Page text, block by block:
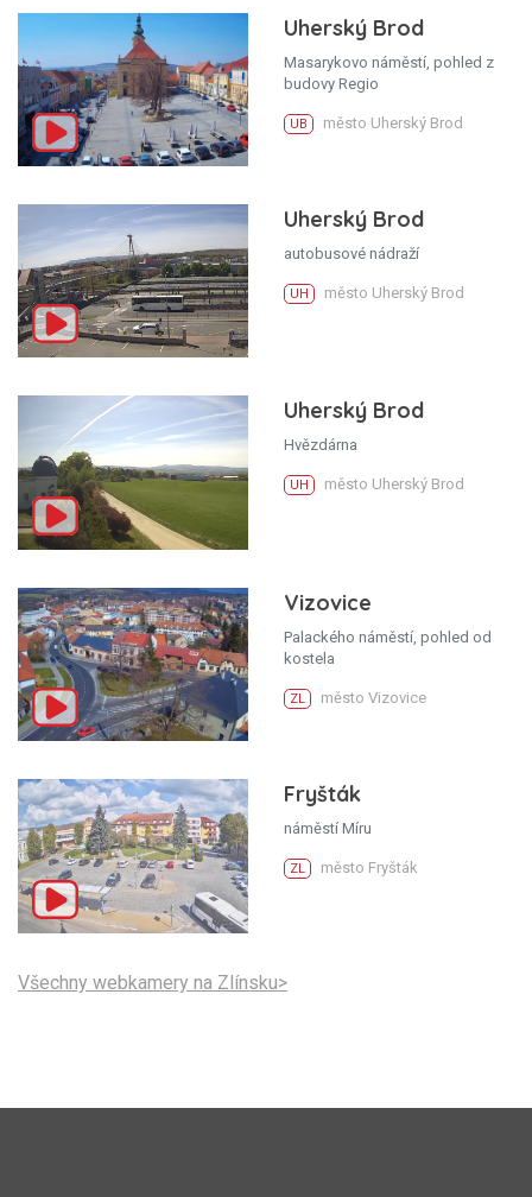
Uherský Brod
Masarykovo náměstí, pohled z
budovy Regio
UB město Uherský Brod
Uherský Brod
autobusové nádraží
UH město Uherský Brod
Uherský Brod
Hvězdárna
UH město Uherský Brod
Vizovice
Palackého náměstí, pohled od
kostela
ZL město Vizovice
Fryšták
náměstí Míru
ZL město Fryšták
Všechny webkamery na Zlínsku>